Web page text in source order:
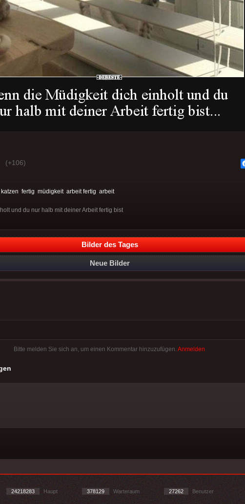
(+106)
katzen fertig müdigkeit arbeit fertig arbeit
und du nur halb mit deiner Arbeit fertig bist
Bilder des Tages
Neue Bilder
Bitte melden Sie sich an, um einen Kommentar hinzuzufügen. Anmelden
24218283 Haupt 378129 Warteraum 27262 Benutzer